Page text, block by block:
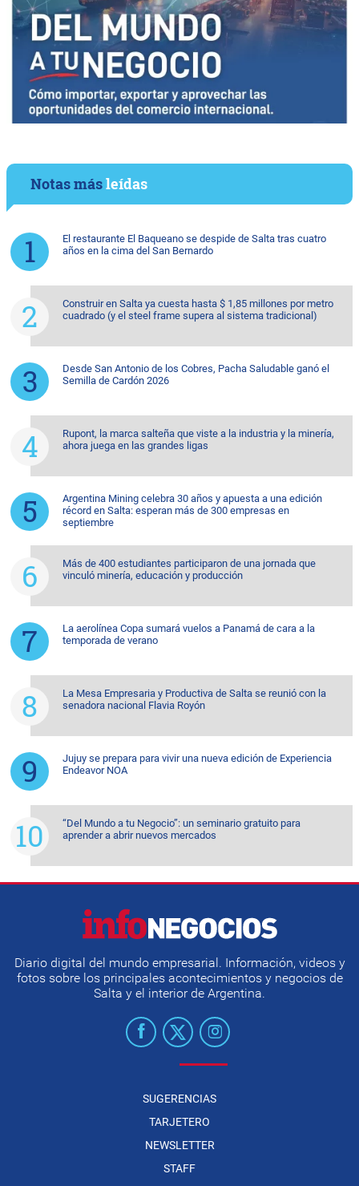
Notas másleídas
El restaurante El Baqueano se despide de Salta tras cuatro
años en la cima del San Bernardo
Construir en Salta ya cuesta hasta $ 1,85 millones por metro
cuadrado (y el steel frame supera al sistema tradicional)
Desde San Antonio de los Cobres, Pacha Saludable ganó el
Semilla de Cardón 2026
Rupont, la marca salteña que viste a la industria y la minería,
ahora juega en las grandes ligas
Argentina Mining celebra 30 años y apuesta a una edición
récord en Salta: esperan más de 300 empresas en
septiembre
Más de 400 estudiantes participaron de una jornada que
vinculó minería, educación y producción
La aerolínea Copa sumará vuelos a Panamá de cara a la
temporada de verano
La Mesa Empresaria y Productiva de Salta se reunió con la
senadora nacional Flavia Royón
Jujuy se prepara para vivir una nueva edición de Experiencia
Endeavor NOA
“Del Mundo a tu Negocio”: un seminario gratuito para
aprender a abrir nuevos mercados
Diario digital del mundo empresarial. Información, videos y
fotos sobre los principales acontecimientos y negocios de
Salta y el interior de Argentina.
SUGERENCIAS
TARJETERO
NEWSLETTER
STAFF